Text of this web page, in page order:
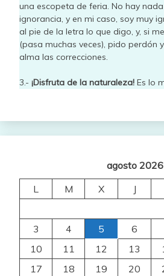
una escopeta de feria. No hay
ignorancia, y en mi caso, soy muy
al pie de la letra lo que digo, y, si
(pasa muchas veces), pido perdón
alma las correcciones.
3.- ¡Disfruta de la naturaleza! Es lo
agosto 2026
L
M X J
3
4 5 6
10
11 12 13
17
18 19 20